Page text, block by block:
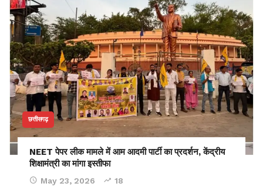
छत्तीसगढ़
NEET पेपर लीक मामले में आम आदमी पार्टी का प्रदर्शन, केंद्रीय
शिक्षामंत्री का मांगा इस्तीफा
May 23, 2026 18